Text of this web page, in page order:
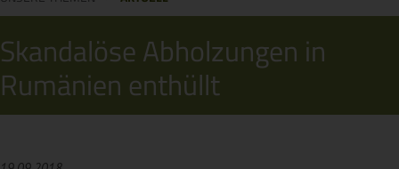
Skandalöse Abholzungen in
Rumänien enthüllt